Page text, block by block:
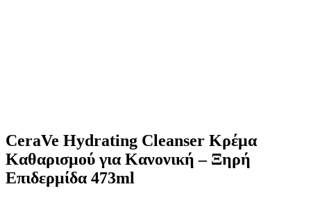
CeraVe Hydrating Cleanser Κρέμα
Καθαρισμού για Κανονική – Ξηρή
Επιδερμίδα 473ml